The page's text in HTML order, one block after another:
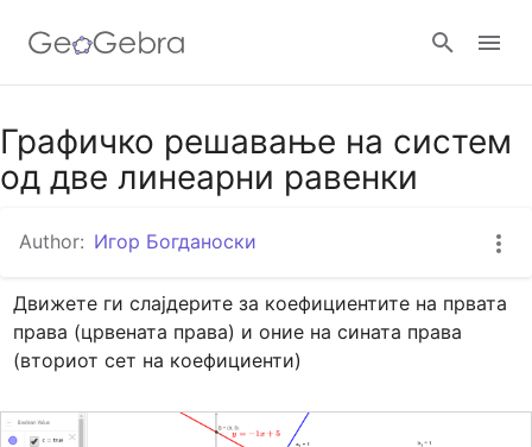
Google Classroom
Sign in
Графичко решавање на систем
од две линеарни равенки
Author: Игор Богданоски
Движете ги слајдерите за коефициентите на првата
права (црвената права) и оние на сината права
(вториот сет на коефициенти)